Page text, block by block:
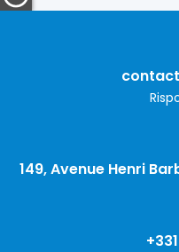
149, Avenue Henri